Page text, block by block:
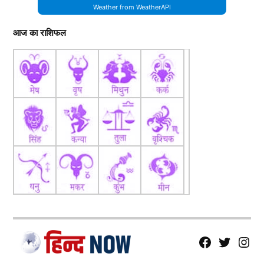
Weather from WeatherAPI
आज का राशिफल
fb Tw tw